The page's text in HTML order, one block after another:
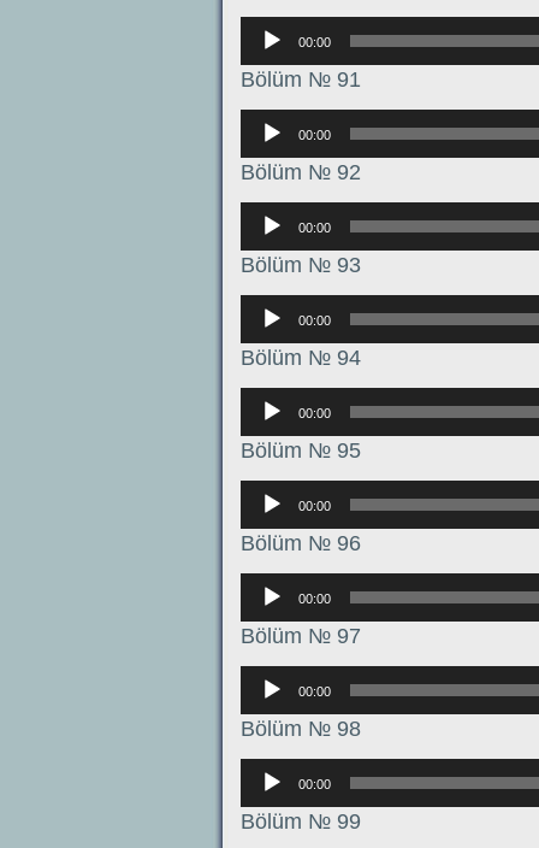
Аудиоплеер
00:00
Bölüm № 91
Аудиоплеер
00:00
Bölüm № 92
Аудиоплеер
00:00
Bölüm № 93
Аудиоплеер
00:00
Bölüm № 94
Аудиоплеер
00:00
Bölüm № 95
Аудиоплеер
00:00
Bölüm № 96
Аудиоплеер
00:00
Bölüm № 97
Аудиоплеер
00:00
Bölüm № 98
Аудиоплеер
00:00
Bölüm № 99